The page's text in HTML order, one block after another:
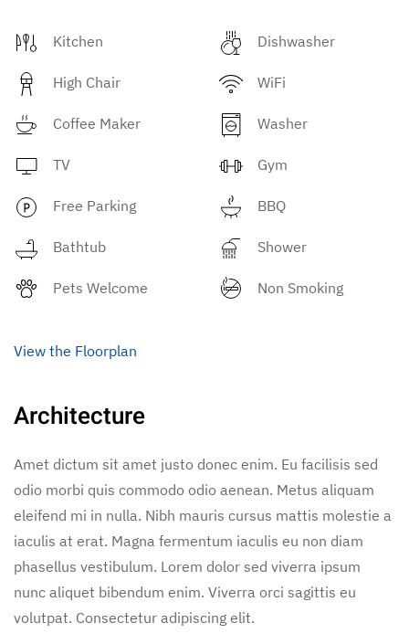
Kitchen Dishwasher
High Chair WiFi
Coffee Maker Washer
TV Gym
Free Parking BBQ
Bathtub Shower
Pets Welcome Non Smoking
View the Floorplan
Architecture
Amet dictum sit amet justo donec enim. Eu facilisis sed
odio morbi quis commodo odio aenean. Metus aliquam
eleifend mi in nulla. Nibh mauris cursus mattis molestie a
iaculis at erat. Magna fermentum iaculis eu non diam
phasellus vestibulum. Lorem dolor sed viverra ipsum
nunc aliquet bibendum enim. Viverra orci sagittis eu
volutpat. Consectetur adipiscing elit.